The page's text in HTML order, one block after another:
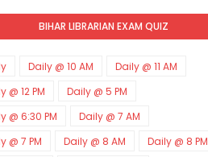
BIHAR LIBRARIAN EXAM QUIZ
Daily @ 10 AM
Daily @ 11 AM
@ 12 PM
Daily @ 5 PM
@ 6:30 PM
Daily @ 7 AM
@ 7 PM
Daily @ 8 AM
Daily @ 8 PM